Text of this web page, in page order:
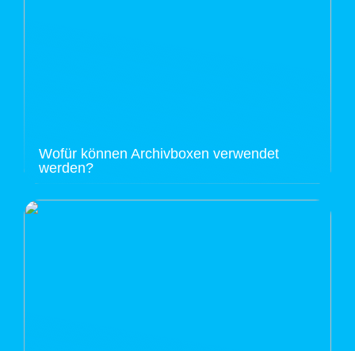
Wofür können Archivboxen verwendet
werden?